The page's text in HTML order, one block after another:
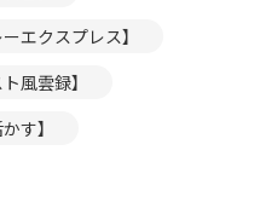
エクスプレス】
風雲録】
す】